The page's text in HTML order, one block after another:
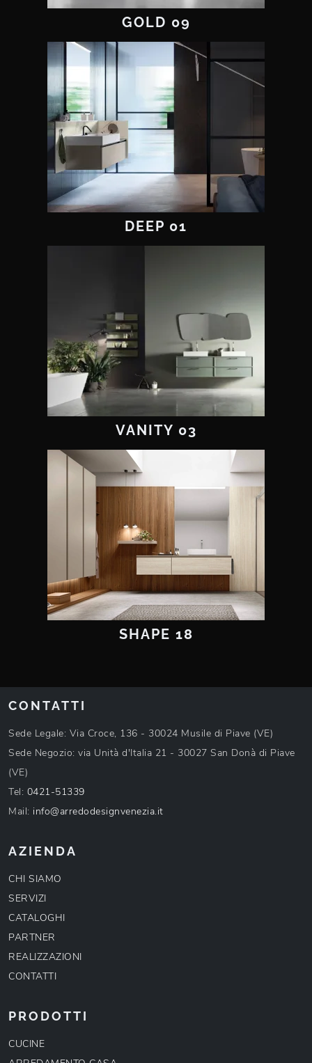
GOLD 09
DEEP 01
VANITY 03
SHAPE 18
CONTATTI
Sede Legale: Via Croce, 136 - 30024 Musile di Piave (VE)
Sede Negozio: via Unità d'Italia 21 - 30027 San Donà di Piave
(VE)
Tel: 0421-51339
Mail: info@arredodesignvenezia.it
AZIENDA
CHI SIAMO
SERVIZI
CATALOGHI
PARTNER
REALIZZAZIONI
CONTATTI
PRODOTTI
CUCINE